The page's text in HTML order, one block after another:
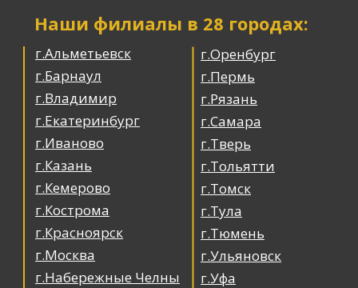
г.Оренбург
г.Пермь
г.Рязань
г.Самара
г.Тверь
г.Тольятти
г.Томск
г.Тула
г.Тюмень
г.Ульяновск
г.Уфа
г.Альметьевск
г.Барнаул
г.Владимир
г.Екатеринбург
г.Иваново
г.Казань
г.Кемерово
г.Кострома
г.Красноярск
г.Москва
г.Набережные Челны
Наши филиалы в 28 городах: